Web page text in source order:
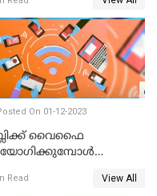
On 01-12-2023
വൈഫൈ
Read View All